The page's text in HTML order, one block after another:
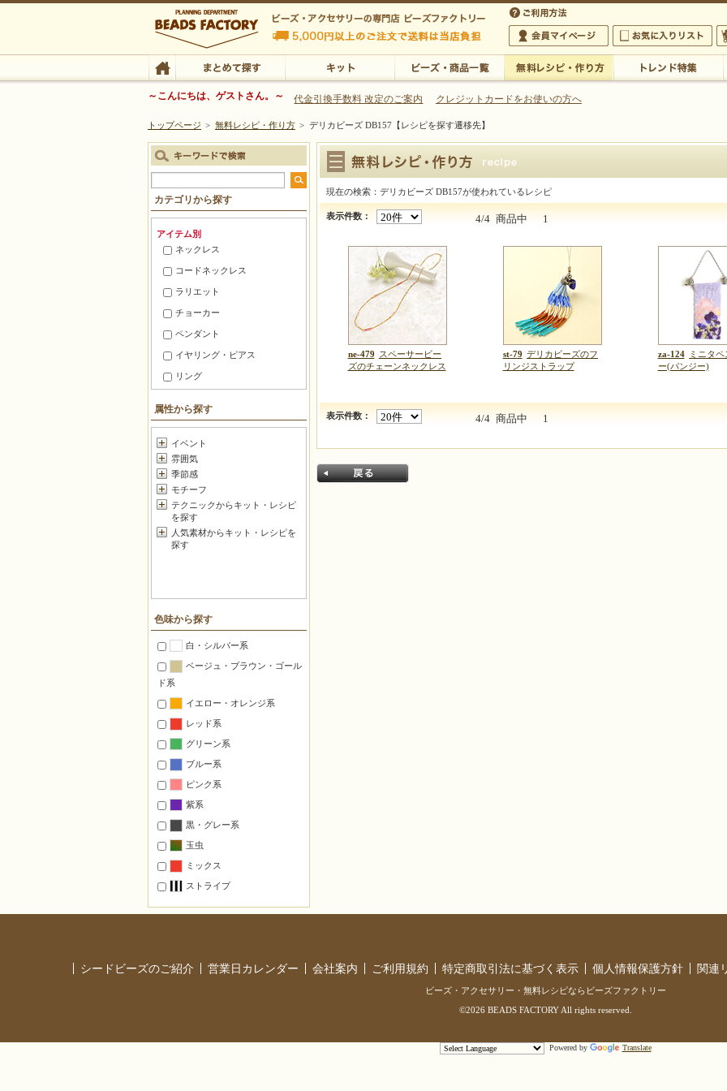
ビーズファクトリー ビーズ・パーツ・金具など・アクセサリーの専門店
ビーズ・アクセサリーの専門店 ビーズファクトリー 5,000円以上のご注文で送料は当店が負担いたします
ビーズ・アクセサリーの専門店 ビーズファクトリー 5,000円以上のご注文で送料は当店が負担いたします
会員マイページ
お気に入りリスト
TOP まとめて探す キット
～こんにちは、ゲストさん。～ 代金引換手数料 改定のご案内 クレジットカードをお使いの方へ
トップページ > 無料レシピ・作り方 > デリカビーズ DB157【レシピを探す遷移先】
デリカビーズ DB157
現在の検索：デリカビーズ DB157が使われているレシピ
表示件数： 4/4 商品中 1
ne-479 スペーサービー
ズのチェーンネックレス
st-79 デリカビーズのフ
リンジストラップ
za-124
ミニタペ
ー(パンジー)
表示件数： 4/4 商品中 1
カテゴリから探す
アイテム別
ネックレス
コードネックレス
ラリエット
チョーカー
ペンダント
イヤリング・ピアス
リング
ブローチ
足元アクセサリー
ヘアアクセサリー
セットアクセサリー
つるすインテリア
ファッション小物
メガネ・マスク 小物
キーホルダー・フック
チャーム
和小物・根付け
壁のインテリア
置くインテリア
モチーフのみ・基本のモチーフ
ペーパークラフト
干支
マスコット
縁起物・お守り
本に掲載された作品の材料一式
属性から探す
イベント
雰囲気
季節感
モチーフ
テクニックからキット・レシピ
を探す
人気素材からキット・レシピを
探す
色味から探す
白・シルバー系
ベージュ・ブラウン・ゴール
ド系
イエロー・オレンジ系
レッド系
グリーン系
ブルー系
ピンク系
紫系
黒・グレー系
玉虫
ミックス
ストライプ
シードビーズのご紹介 営業日カレンダー 会社案内 ご利用規約 特定商取引法に基づく表示 個人情報保護方針 関連
ビーズ・アクセサリー・無料レシピならビーズファクトリー
©2026 BEADS FACTORY All rights reserved.
Powered by Translate